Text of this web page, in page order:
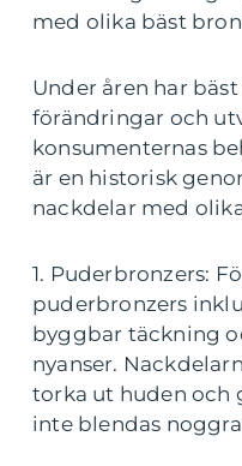
med olika bäst
Under åren har
förändringar och
konsumenternas
är en historisk
nackdelar med
1. Puderbronzers:
puderbronzers
byggbar täckning
nyanser.
torka ut huden och
inte blendas